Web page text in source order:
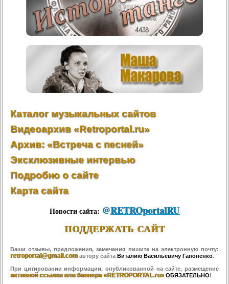
Каталог музыкальных сайтов
Видеоархив «Retroportal.ru»
Архив: «Встреча с песней»
Эксклюзивные интервью
Подробно о сайте
Карта сайта
Новости сайта: @RETROportalRU
ПОДДЕРЖАТЬ САЙТ
Ваши отзывы, предложения, замечания пишите на электронную почту:
retroportal@gmail.com автору сайта Виталию Васильевичу Гапоненко.
При цитировании информации, опубликованной на сайте, размещение
активной ссылки или баннера «RETROPORTAL.ru» ОБЯЗАТЕЛЬНО!